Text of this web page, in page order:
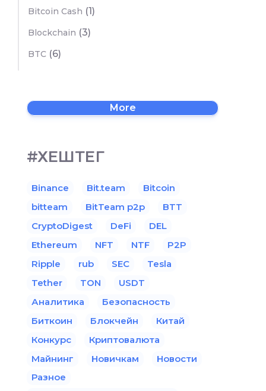
Bitcoin Cash (1)
Blockchain (3)
BTC (6)
More
#ХЕШТЕГ
Binance Bit.team
Bitcoin
bitteam
BitTeam p2p
BTT
CryptoDigest
DeFi
DEL
Ethereum
NFT NTF
P2P
Ripple
rub SEC
Tesla
Tether
TON
USDT
Аналитика
Безопасность
Биткоин
Блокчейн
Китай
Конкурс
Криптовалюта
Майнинг
Новичкам
Новости
Разное